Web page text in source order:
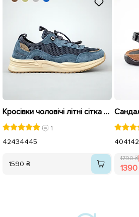
Кросівки чоловічі літні сітка 594373 Сині з коричневим
1
42434445
1590 ₴
404142
1790 ₴